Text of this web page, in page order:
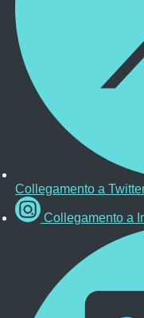
Collegamento a
Collegamento a